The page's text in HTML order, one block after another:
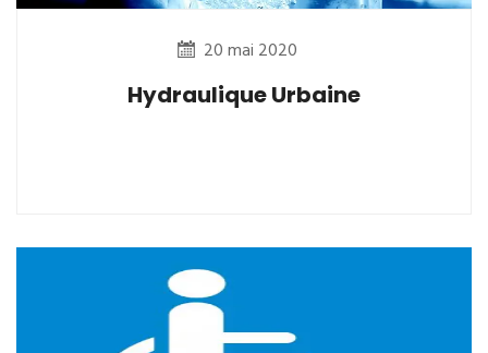
20 mai 2020
Hydraulique Urbaine